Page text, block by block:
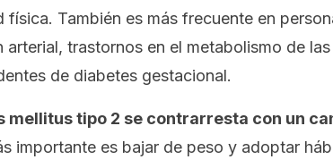
física. También es más frecuente en
arterial, trastornos en el metabolismo de
de diabetes gestacional.
mellitus tipo 2 se contrarresta con un
importante es bajar de peso y adoptar